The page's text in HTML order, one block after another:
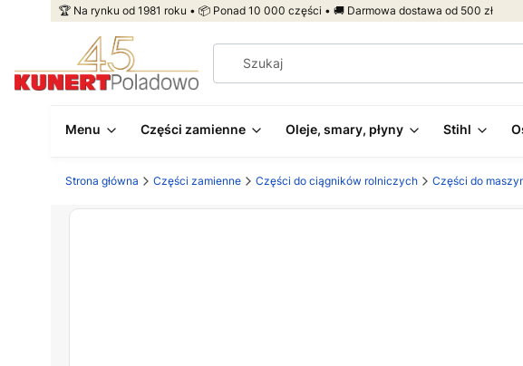
🏆 Na rynku od 1981 roku • 📦 Ponad 10 000 części • 🚚 Darmowa dostawa od 500 zł
Menu Części zamienne Oleje, smary, płyny Stihl
Strona główna Części zamienne Części do ciągników rolniczych Części do